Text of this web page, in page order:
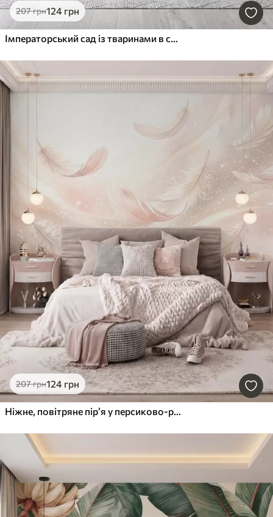
207грн124 грн
Імператорський сад із тваринами в східному стилі — мавпа, леопард, тигр, павич і чапля
207грн124 грн
Ніжне, повітряне пір’я у персиково-рожевій мряці з мерехтінням